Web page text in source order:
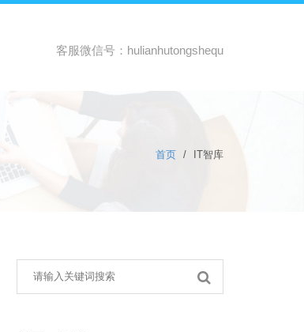
客服微信号：hulianhutongshequ
首页 / IT智库